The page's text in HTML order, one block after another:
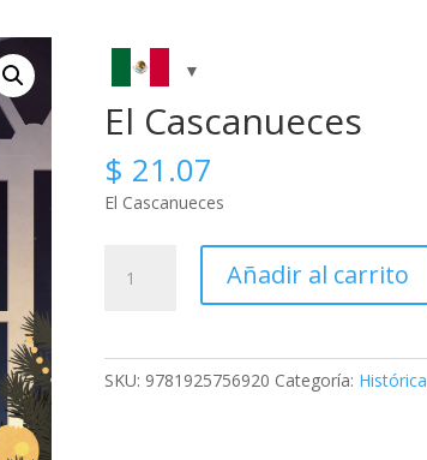
El Cascanueces
$ 21.07
El Cascanueces
Cascanueces
Añadir al carrito
SKU: 9781925756920 Categoría: Histórica